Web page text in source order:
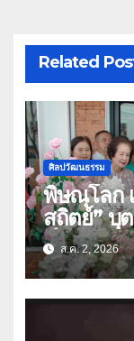
Related
ศิลปวัฒนธรรม
พิษณุโลก
สถิตย์” บุ
ต์”ศิลปิน
ส.ค. 2, 2026